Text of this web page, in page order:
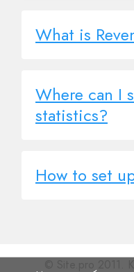
What is
Where can I
statistics?
How to set